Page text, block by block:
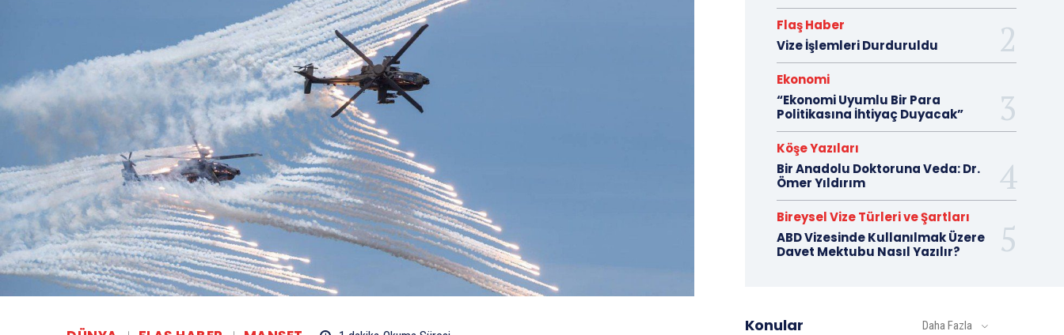
Flaş Haber
Vize İşlemleri Durduruldu
Ekonomi
“Ekonomi Uyumlu Bir Para
Politikasına İhtiyaç Duyacak”
Köşe Yazıları
Bir Anadolu Doktoruna Veda: Dr.
Ömer Yıldırım
Bireysel Vize Türleri ve Şartları
ABD Vizesinde Kullanılmak Üzere
Davet Mektubu Nasıl Yazılır?
Konular Daha Fazla